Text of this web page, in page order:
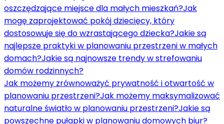
oszczędzające miejsce dla małych mieszkań?Jak
mogę zaprojektować pokój dziecięcy, który
dostosowuje się do wzrastającego dziecka?Jakie są
najlepsze praktyki w planowaniu przestrzeni w małych
domach?Jakie są najnowsze trendy w strefowaniu
domów rodzinnych?
Jak możemy zrównoważyć prywatność i otwartość w
planowaniu przestrzeni?Jak możemy maksymalizować
naturalne światło w planowaniu przestrzeni?Jakie są
powszechne pułapki w planowaniu domowych biur?